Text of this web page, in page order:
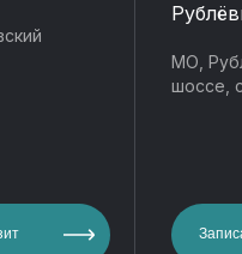
МО,
шоссе,